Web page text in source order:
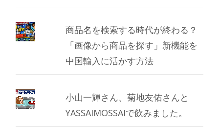
商品名を検索する時代が終わる？
「画像から商品を探す」新機能を
中国輸入に活かす方法
小山一輝さん、菊地友佑さんと
YASSAIMOSSAIで飲みました。